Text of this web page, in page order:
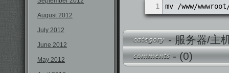
August 2012
July 2012
June 2012
May 2012
1 mv /www/
-服务器/主
-(0)